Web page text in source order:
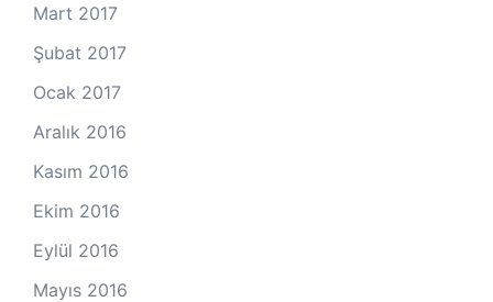
Mart 2017
Şubat 2017
Ocak 2017
Aralık 2016
Kasım 2016
Ekim 2016
Eylül 2016
Mayıs 2016